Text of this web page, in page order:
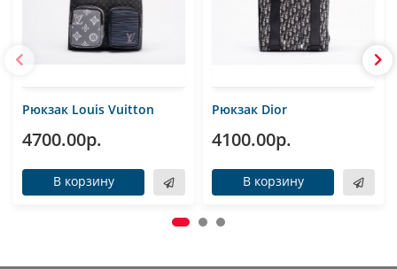
Рюкзак Louis Vuitton
4700.00р.
В корзину
Рюкзак Dior
4100.00р.
В корзину